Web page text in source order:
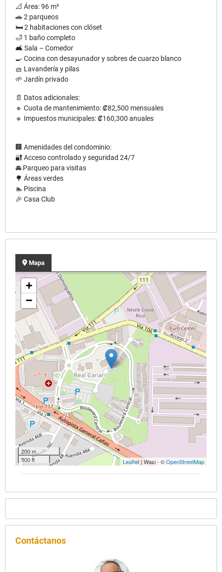
📐 Área: 96 m²
🚗 2 parqueos
🛏️ 2 habitaciones con clóset
🛁 1 baño completo
🛋️ Sala – Comedor
🍳 Cocina con desayunador y sobres de cuarzo blanco
🧺 Lavandería y pilas
🌱 Jardín privado
📄 Datos adicionales:
🔹 Cuota de mantenimiento: ₡82,500 mensuales
🔹 Impuestos municipales: ₡160,300 anuales
🏢 Amenidades del condominio:
🔐 Acceso controlado y seguridad 24/7
🚘 Parqueo para visitas
🌳 Áreas verdes
🏊 Piscina
🎉 Casa Club
Mapa
+
−
200 m
500 ft
Leaflet | Wasi - ©OpenStreetMap
Contáctanos